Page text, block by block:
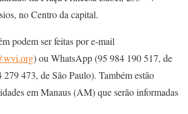
no Centro da capital.
podem ser feitas por e-mail
) ou WhatsApp (95 984 190 517, de
473, de São Paulo). Também estão
em Manaus (AM) que serão informadas